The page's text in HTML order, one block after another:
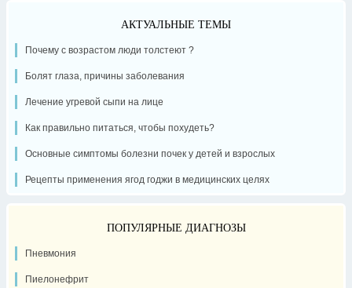
АКТУАЛЬНЫЕ ТЕМЫ
Почему с возрастом люди толстеют ?
Болят глаза, причины заболевания
Лечение угревой сыпи на лице
Как правильно питаться, чтобы похудеть?
Основные симптомы болезни почек у детей и взрослых
Рецепты применения ягод годжи в медицинских целях
ПОПУЛЯРНЫЕ ДИАГНОЗЫ
Пневмония
Пиелонефрит